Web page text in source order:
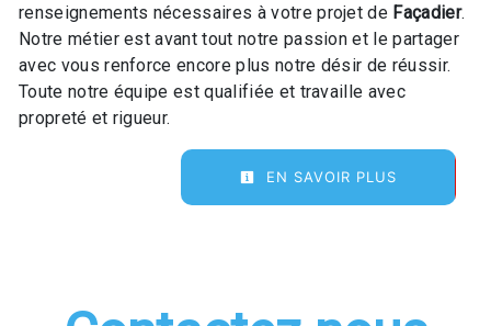
renseignements nécessaires à votre projet de Façadier.
Notre métier est avant tout notre passion et le partager
avec vous renforce encore plus notre désir de réussir.
Toute notre équipe est qualifiée et travaille avec
propreté et rigueur.
EN SAVOIR PLUS